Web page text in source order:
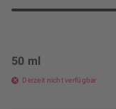
50 ml
Derzeit nicht verfügbar